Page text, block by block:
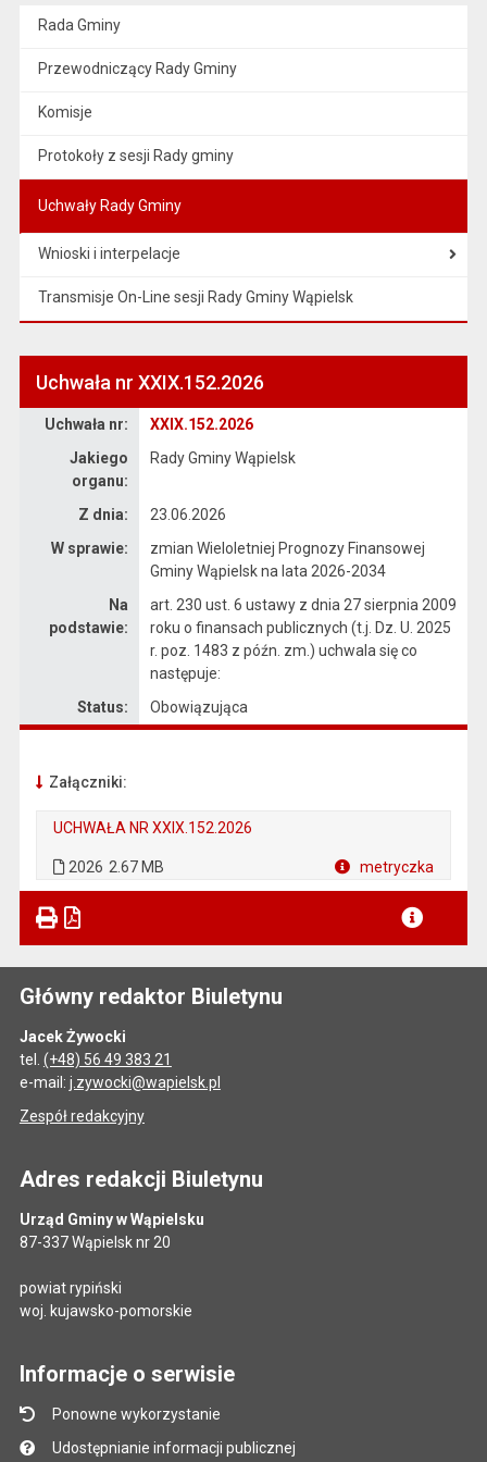
Rada Gminy
Przewodniczący Rady Gminy
Komisje
Protokoły z sesji Rady gminy
Uchwały Rady Gminy
Wnioski i interpelacje
Transmisje On-Line sesji Rady Gminy Wąpielsk
Uchwała nr XXIX.152.2026
Uchwała nr:
XXIX.152.2026
Jakiego
organu:
Rady Gminy Wąpielsk
Z dnia:
23.06.2026
W sprawie:
zmian Wieloletniej Prognozy Finansowej
Gminy Wąpielsk na lata 2026-2034
Na
podstawie:
art. 230 ust. 6 ustawy z dnia 27 sierpnia 2009
roku o finansach publicznych (t.j. Dz. U. 2025
r. poz. 1483 z późn. zm.) uchwala się co
następuje:
Status:
Obowiązująca
Załączniki:
UCHWAŁA NR XXIX.152.2026
2026 2.67 MB metryczka
Główny redaktor Biuletynu
Jacek Żywocki
tel. (+48) 56 49 383 21
e-mail: j.zywocki@wapielsk.pl
Zespół redakcyjny
Adres redakcji Biuletynu
Urząd Gminy w Wąpielsku
87-337 Wąpielsk nr 20
powiat rypiński
woj. kujawsko-pomorskie
Informacje o serwisie
Ponowne wykorzystanie
Udostępnianie informacji publicznej